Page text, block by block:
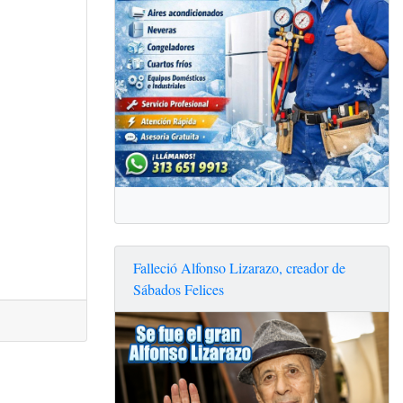
Falleció Alfonso Lizarazo, creador de
Sábados Felices